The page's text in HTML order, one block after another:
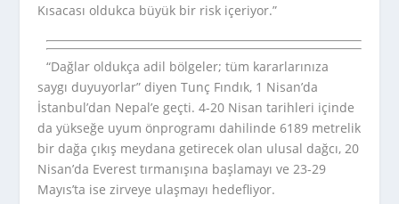
Kısacası oldukca büyük bir risk içeriyor.”
“Dağlar oldukça adil bölgeler; tüm kararlarınıza
saygı duyuyorlar” diyen Tunç Fındık, 1 Nisan’da
İstanbul’dan Nepal’e geçti. 4-20 Nisan tarihleri içinde
da yükseğe uyum önprogramı dahilinde 6189 metrelik
bir dağa çıkış meydana getirecek olan ulusal dağcı, 20
Nisan’da Everest tırmanışına başlamayı ve 23-29
Mayıs’ta ise zirveye ulaşmayı hedefliyor.